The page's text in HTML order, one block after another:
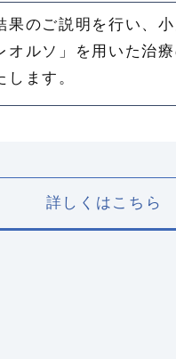
果のご説明を行い、
オルソ」を用いた治
します。
詳しくはこちら